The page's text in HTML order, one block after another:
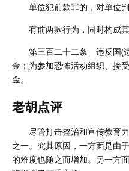
单位犯前款罪的，对单位判
有前两款行为，同时构成其
第三百二十二条 违反国(边)
金；为参加恐怖活动组织、接
金。
老胡点评
尽管打击整治和宣传教育力
之一。究其原因，一方面是由
的难度也随之而增加。另一方